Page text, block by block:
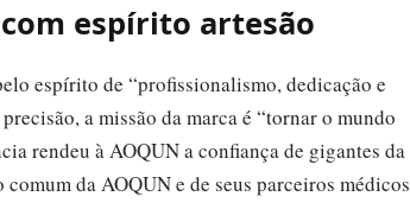
espírito artesão
espírito de “profissionalismo, dedicação e
a missão da marca é “tornar o mundo
rendeu à AOQUN a confiança de gigantes da
da AOQUN e de seus parceiros médicos